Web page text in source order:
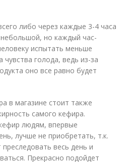
либо через каждые 3-4 часа
но каждый час-
испытать меньше
чувства голода, ведь из-за
оно все равно будет
в магазине стоит также
самого кефира.
людям, впервые
лучше не приобретать, т.к.
весь день и
Прекрасно подойдет